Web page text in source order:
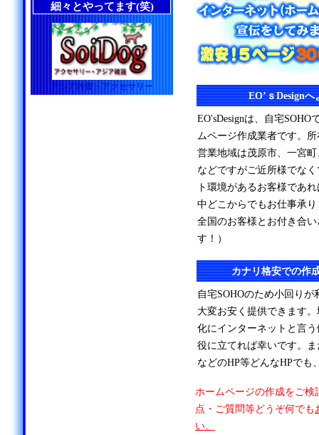
EO’ｓDesign
EO'sDesignは、自宅SOHO
ムページ作成業者です。
営業地域は茂原市、一宮
などですがご近所様でな
ト環境があるお客様であ
中どこからでもお仕事承
全国のお客様とお付き合
す！）
カナリ格安での作
自宅SOHOのため小回り
大変お安く提供できます
化にインターネットと言
役に立てれば幸いです。
などのHP等どんなHPでも
ホームページの作成をご検
点・ご質問等どうぞ何でも
い。
細々とやってます(笑)
アジア雑貨・アクセサリー